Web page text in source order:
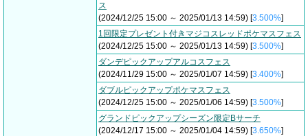
ス
(2024/12/25 15:00 ～ 2025/01/13 14:59) [3.500%]
1回限定プレゼント付きマジコスレッドポケマスフェス
(2024/12/25 15:00 ～ 2025/01/13 14:59) [3.500%]
ダンデピックアップアルコスフェス
(2024/11/29 15:00 ～ 2025/01/07 14:59) [3.400%]
ダブルピックアップポケマスフェス
(2024/12/25 15:00 ～ 2025/01/06 14:59) [3.500%]
グランドピックアップシーズン限定Bサーチ
(2024/12/17 15:00 ～ 2025/01/04 14:59) [3.650%]